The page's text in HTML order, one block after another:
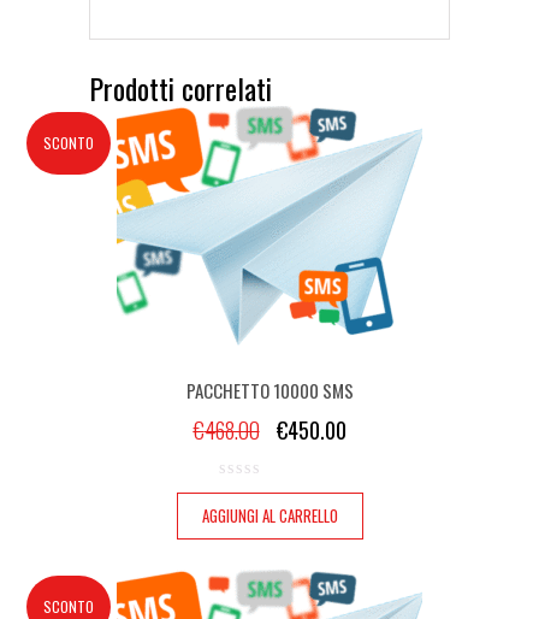
Prodotti correlati
SCONTO
PACCHETTO 10000 SMS
€468.00 €450.00
AGGIUNGI AL CARRELLO
SCONTO